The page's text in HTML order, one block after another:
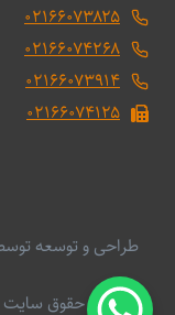
۰۲۱۶۶۰۷۳۸۲۵
۰۲۱۶۶۰۷۴۲۶۸
۰۲۱۶۶۰۷۳۹۱۴
۰۲۱۶۶۰۷۴۱۲۵
طراحی و توسعه
کلیه حقوق